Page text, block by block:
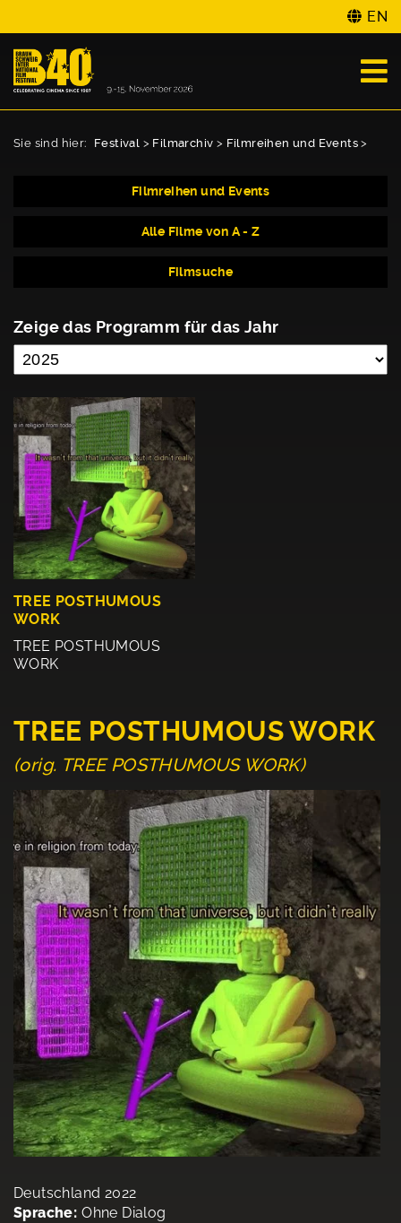
EN
Sie sind hier: Festival > Filmarchiv > Filmreihen und Events >
Filmreihen und Events
Alle Filme von A - Z
Filmsuche
Zeige das Programm für das Jahr
TREE POSTHUMOUS
WORK
TREE POSTHUMOUS
WORK
TREE POSTHUMOUS WORK
(orig. TREE POSTHUMOUS WORK)
Deutschland 2022
Sprache: Ohne Dialog